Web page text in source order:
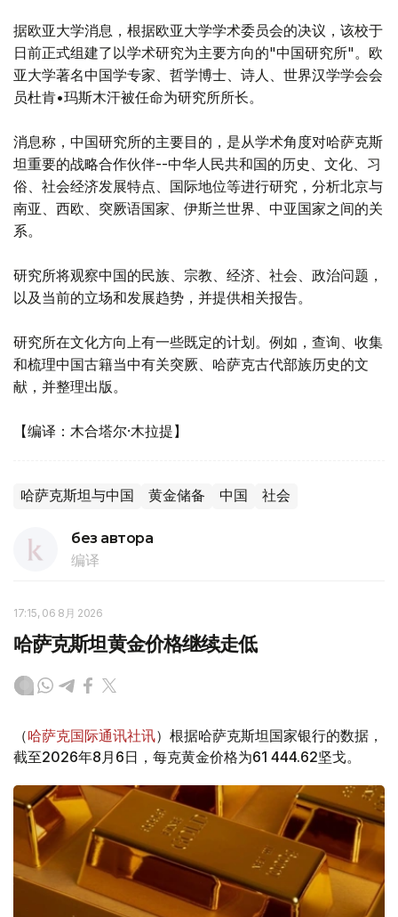
据欧亚大学消息，根据欧亚大学学术委员会的决议，该校于
日前正式组建了以学术研究为主要方向的"中国研究所"。欧
亚大学著名中国学专家、哲学博士、诗人、世界汉学学会会
员杜肯•玛斯木汗被任命为研究所所长。
消息称，中国研究所的主要目的，是从学术角度对哈萨克斯
坦重要的战略合作伙伴--中华人民共和国的历史、文化、习
俗、社会经济发展特点、国际地位等进行研究，分析北京与
南亚、西欧、突厥语国家、伊斯兰世界、中亚国家之间的关
系。
研究所将观察中国的民族、宗教、经济、社会、政治问题，
以及当前的立场和发展趋势，并提供相关报告。
研究所在文化方向上有一些既定的计划。例如，查询、收集
和梳理中国古籍当中有关突厥、哈萨克古代部族历史的文
献，并整理出版。
【编译：木合塔尔·木拉提】
哈萨克斯坦与中国 黄金储备 中国 社会
без автора
编译
17:15, 06 8月 2026
哈萨克斯坦黄金价格继续走低
（哈萨克国际通讯社讯）根据哈萨克斯坦国家银行的数据，
截至2026年8月6日，每克黄金价格为61 444.62坚戈。